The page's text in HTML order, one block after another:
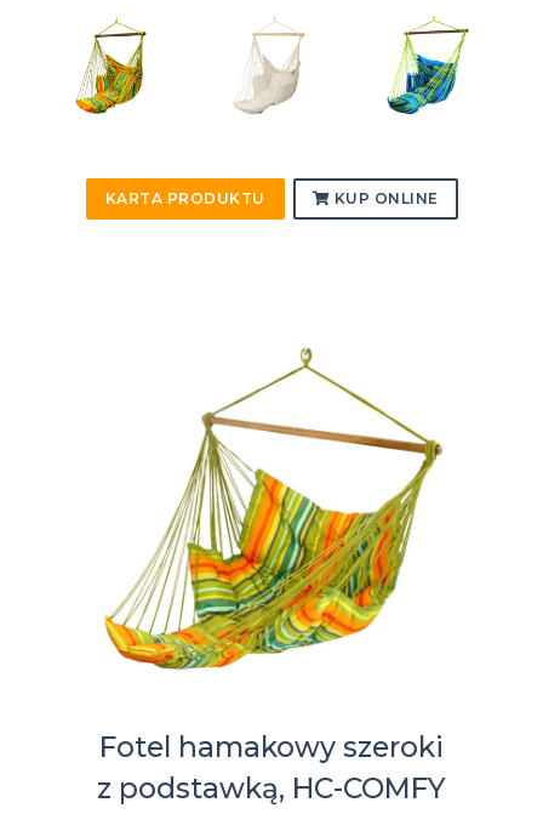
KARTA PRODUKTU KUP ONLINE
Fotel hamakowy szeroki
z podstawką, HC-COMFY